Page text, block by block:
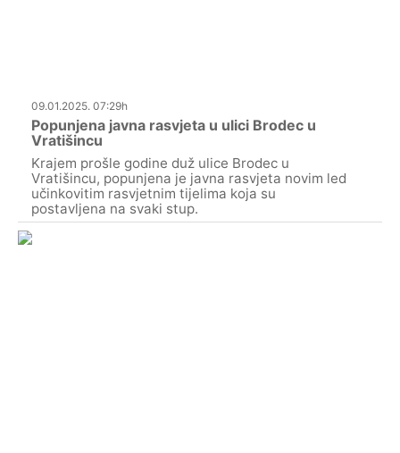
09.01.2025. 07:29h
Popunjena javna rasvjeta u ulici Brodec u
Vratišincu
Krajem prošle godine duž ulice Brodec u
Vratišincu, popunjena je javna rasvjeta novim led
učinkovitim rasvjetnim tijelima koja su
postavljena na svaki stup.